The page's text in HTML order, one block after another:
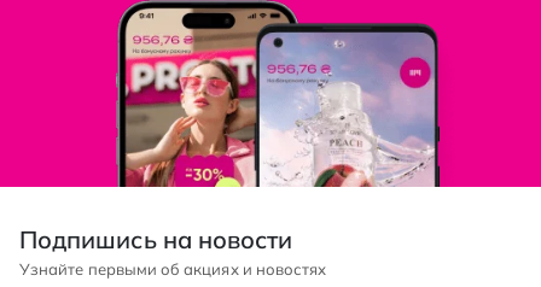
Подпишись на новости
Узнайте первыми об акциях и новостях